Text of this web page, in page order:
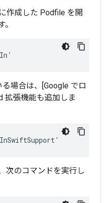
作成した Podfile を開
場合は、[Google でロ
拡張機能も追加しま
次のコマンドを実行し